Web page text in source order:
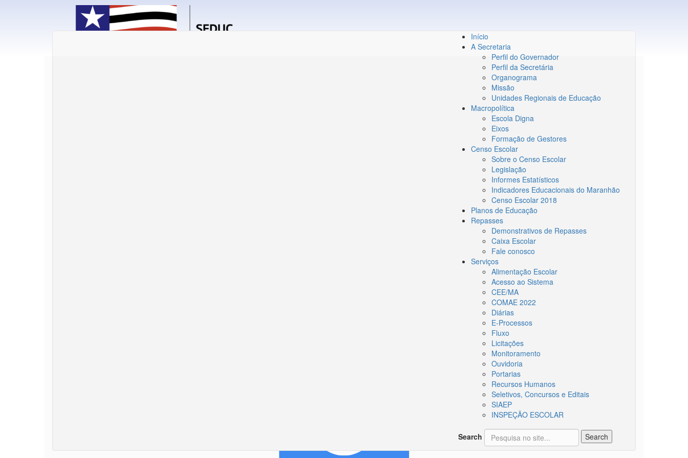
Início
A Secretaria
Perfil do Governador
Perfil da Secretária
Organograma
Missão
Unidades Regionais de Educação
Macropolítica
Escola Digna
Eixos
Formação de Gestores
Censo Escolar
Sobre o Censo Escolar
Legislação
Informes Estatísticos
Indicadores Educacionais do Maranhão
Censo Escolar 2018
Planos de Educação
Repasses
Demonstrativos de Repasses
Caixa Escolar
Fale conosco
Serviços
Alimentação Escolar
Acesso ao Sistema
CEE/MA
COMAE 2022
Diárias
E-Processos
Fluxo
Licitações
Monitoramento
Ouvidoria
Portarias
Recursos Humanos
Seletivos, Concursos e Editais
SIAEP
INSPEÇÃO ESCOLAR
Search